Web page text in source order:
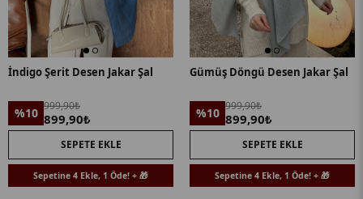
İndigo Şerit Desen Jakar Şal
%10 999,90₺
899,90₺
SEPETE EKLE
Sepetine 4 Ekle, 1 Öde! + 🎁
Gümüş Döngü Desen Jakar Şal
%10 999,90₺
899,90₺
SEPETE EKLE
Sepetine 4 Ekle, 1 Öde! + 🎁